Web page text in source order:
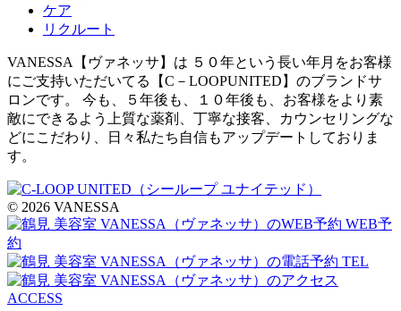
ケア
リクルート
VANESSA【ヴァネッサ】は ５０年という長い年月をお客様
にご支持いただいてる【C－LOOPUNITED】のブランドサ
ロンです。 今も、５年後も、１０年後も、お客様をより素
敵にできるよう上質な薬剤、丁寧な接客、カウンセリングな
どにこだわり、日々私たち自信もアップデートしておりま
す。
© 2026 VANESSA
WEB予
約
TEL
ACCESS